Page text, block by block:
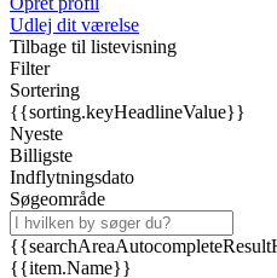
Udlej dit værelse
Tilbage til listevisning
Filter
Sortering
{{sorting.keyHeadlineValue}}
Nyeste
Billigste
Indflytningsdato
Søgeområde
{{item.Name}}